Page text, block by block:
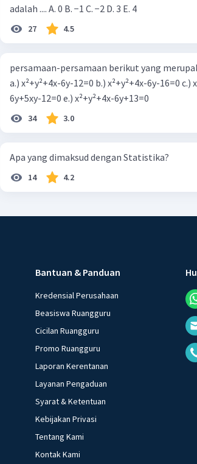
adalah .... A. 0 B. −1 C. −2 D. 3 E. 4
27 4.5
persamaan-persamaan berikut yang
a.) x²+y²+4x-6y-12=0 b.) x²+y²+4x-6y-16=0 c.)
6y+5xy-12=0 e.) x²+y²+4x-6y+13=0
34 3.0
Apa yang dimaksud dengan Statistika?
14 4.2
Bantuan & Panduan
Kredensial Perusahaan
Beasiswa Ruangguru
Cicilan Ruangguru
Promo Ruangguru
Laporan Kerentanan
Layanan Pengaduan
Syarat & Ketentuan
Kebijakan Privasi
Tentang Kami
Kontak Kami